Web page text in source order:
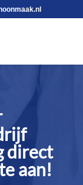
direct
aan!